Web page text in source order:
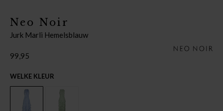
Neo Noir
Jurk Marli Hemelsblauw
99,95
WELKE KLEUR